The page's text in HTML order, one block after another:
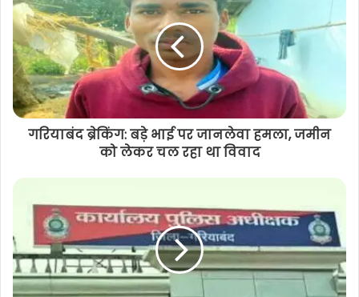
जताया आभार
गरियाबंद ब्रेकिंग: बड़े भाई पर जानलेवा हमला, जमीन
को लेकर चल रहा था विवाद